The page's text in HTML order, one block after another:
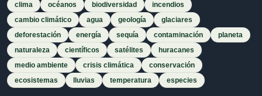
clima océanos biodiversidad
incendios
cambio climático
agua geología
glaciares
deforestación
energía sequía contaminación
planeta
naturaleza
científicos satélites
huracanes
medio ambiente
crisis climática
conservación
ecosistemas
lluvias temperatura especies